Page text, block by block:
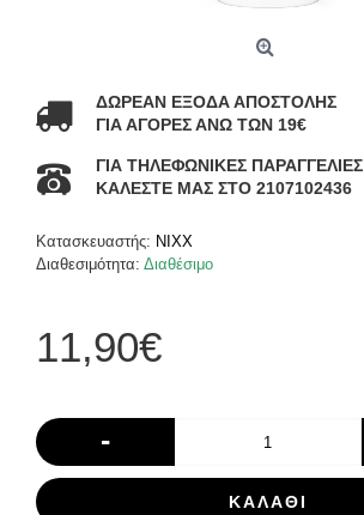
ΔΩΡΕΑΝ ΕΞΟΔΑ ΑΠΟΣΤΟΛΗΣ
ΓΙΑ ΑΓΟΡΕΣ ΑΝΩ ΤΩΝ 19€
ΓΙΑ ΤΗΛΕΦΩΝΙΚΕΣ ΠΑΡΑΓΓΕΛΙΕΣ
ΚΑΛΕΣΤΕ ΜΑΣ ΣΤΟ 2107102436
Κατασκευαστής: NIXX
Διαθεσιμότητα: Διαθέσιμο
11,90€
-
ΚΑΛΆΘΙ